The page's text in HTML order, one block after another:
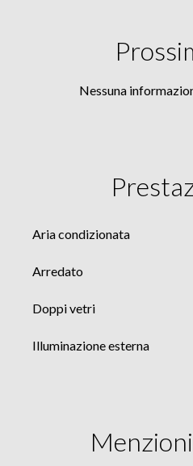
Nessuna
Aria condizionata
Arredato
Doppi vetri
Illuminazione esterna